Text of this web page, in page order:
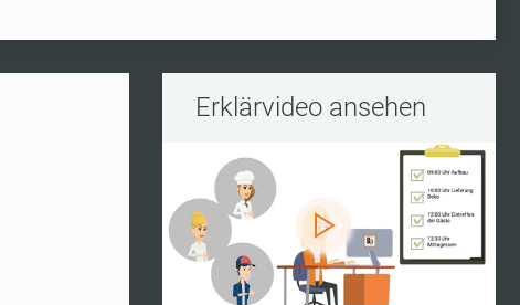
Erklärvideo ansehen